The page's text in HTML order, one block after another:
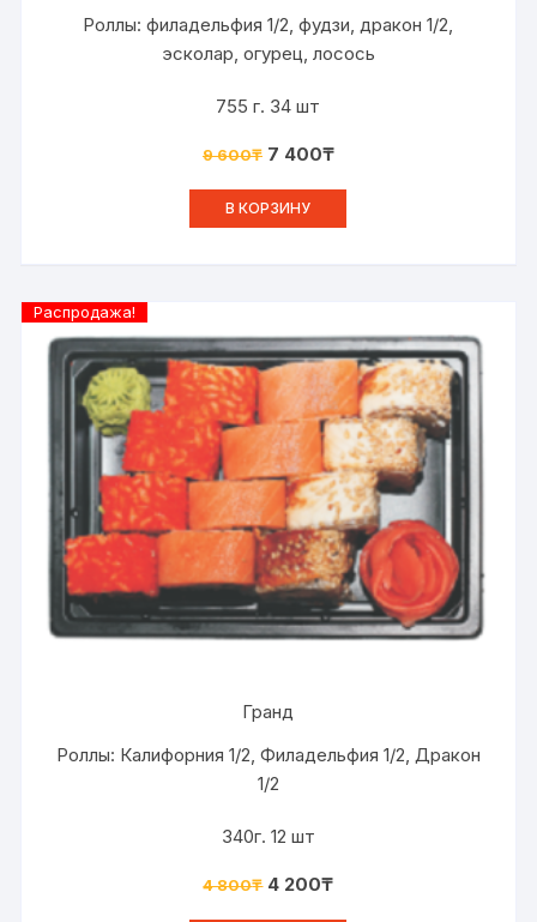
Роллы: филадельфия 1/2, фудзи, дракон 1/2,
эсколар, огурец, лосось
755 г. 34 шт
9 600₸ 7 400₸
В КОРЗИНУ
Распродажа!
Гранд
Роллы: Калифорния 1/2, Филадельфия 1/2, Дракон
1/2
340г. 12 шт
4 800₸ 4 200₸